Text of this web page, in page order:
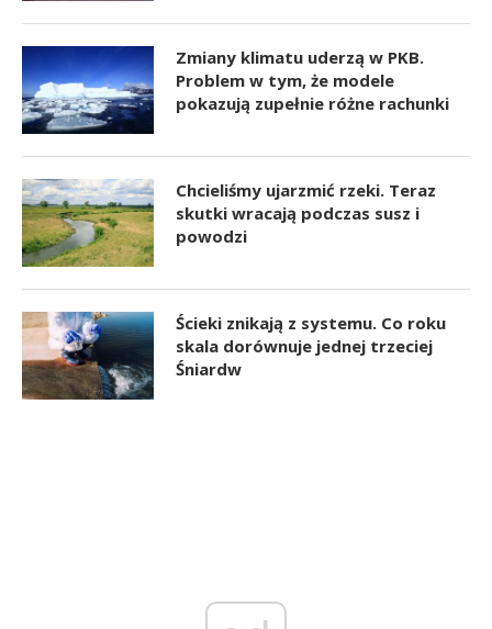
Zmiany klimatu uderzą w PKB.
Problem w tym, że modele
pokazują zupełnie różne rachunki
Chcieliśmy ujarzmić rzeki. Teraz
skutki wracają podczas susz i
powodzi
Ścieki znikają z systemu. Co roku
skala dorównuje jednej trzeciej
Śniardw